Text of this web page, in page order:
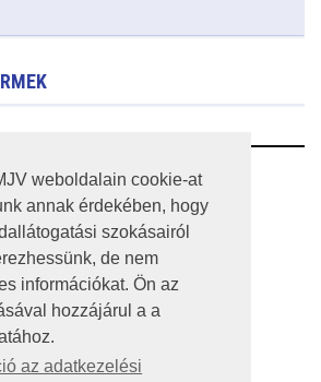
weboldalain cookie-at
annak érdekében, hogy
szokásairól
de nem
információkat. Ön az
hozzájárul a a
az adatkezelési
I ÁLLAPOTA